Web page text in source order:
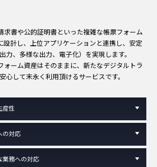
求書や公的証明書といった複雑な帳票フォーム
設計し、上位アプリケーションと連携し、安定
力、多様な出力、電子化）を実現します。
ォーム資産はそのままに、新たなデジタルトラ
心して末永く利用頂けるサービスです。
産性
の対応
業務への対応